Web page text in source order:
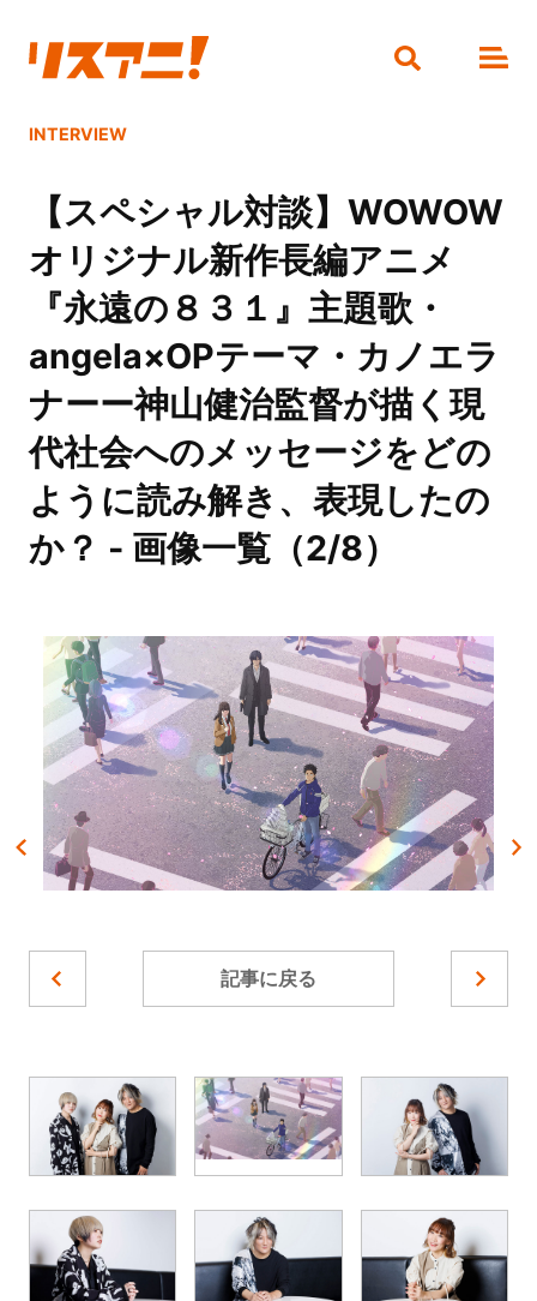
INTERVIEW
【スペシャル対談】WOWOW
オリジナル新作長編アニメ
『永遠の８３１』主題歌・
angela×OPテーマ・カノエラ
ナーー神山健治監督が描く現
代社会へのメッセージをどの
ように読み解き、表現したの
か？ - 画像一覧（2/8）
記事に戻る